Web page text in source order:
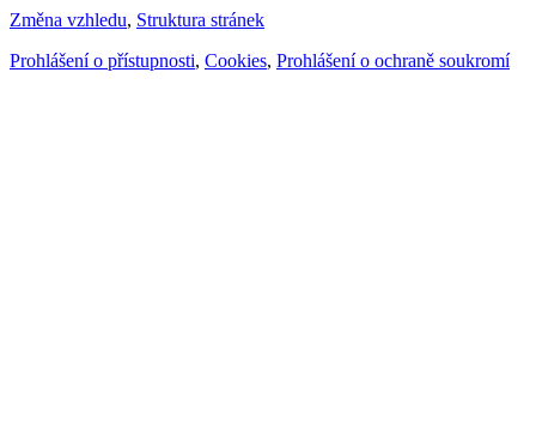
Změna vzhledu, Struktura stránek
Prohlášení o přístupnosti, Cookies, Prohlášení o ochraně soukromí